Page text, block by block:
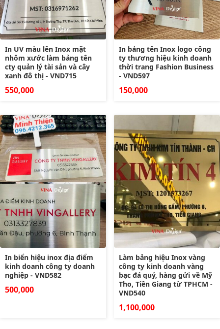
In UV màu lên Inox mặt
nhôm xước làm bảng tên
cty quản lý tài sản và cây
xanh đô thị - VND715
550,000
In bảng tên Inox logo công
ty thương hiệu kinh doanh
thời trang Fashion Business
- VND597
150,000
In biển hiệu inox địa điểm
kinh doanh công ty doanh
nghiệp - VND582
500,000
Làm bảng hiệu Inox vàng
công ty kinh doanh vàng
bạc đá quý, hàng gửi về Mỹ
Tho, Tiền Giang từ TPHCM -
VND540
1,100,000